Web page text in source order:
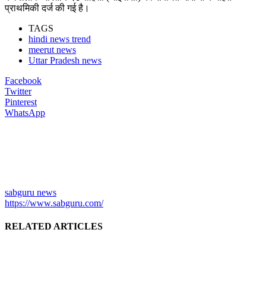
प्राथमिकी दर्ज की गई है।
TAGS
hindi news trend
meerut news
Uttar Pradesh news
Facebook
Twitter
Pinterest
WhatsApp
sabguru news
https://www.sabguru.com/
RELATED ARTICLES